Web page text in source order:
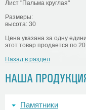
НАША
Памятники
Лист "Пальма круглая"
Размеры:
высота: 30
Цена указана за одну
этот товар продается по
Назад в раздел